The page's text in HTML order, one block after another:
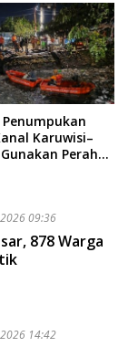
Karuwisi–
Perahu
09:36
878 Warga
14:42